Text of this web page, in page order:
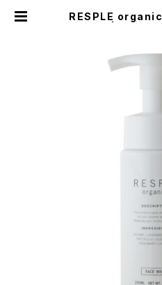
RESPLE